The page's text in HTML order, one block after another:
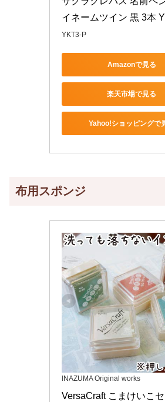
イネームツイン 黒 3本
YKT3-P
Amazonで見る
楽天市場で見る
Yahoo!ショッピングで
布用スポンジ
INAZUMA Original works
VersaCraft こまけいこ